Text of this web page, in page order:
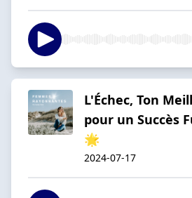
L'Échec, Ton
pour un Succès
🌟
2024-07-17